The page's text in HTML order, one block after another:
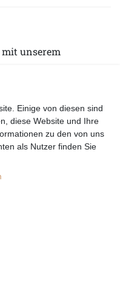
unserem
Einige von diesen sind
diese Website und Ihre
zu den von uns
als Nutzer finden Sie